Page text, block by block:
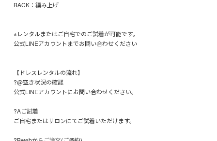
BACK：編み上げ
※レンタルまたはご自宅でのご試着が可能です。
公式LINEアカウントまでお問い合わせください
【ドレスレンタルの流れ】
?@空き状況の確認
公式LINEアカウントにお問い合わせください。
?Aご試着
ご自宅またはサロンにてご試着いただけます。